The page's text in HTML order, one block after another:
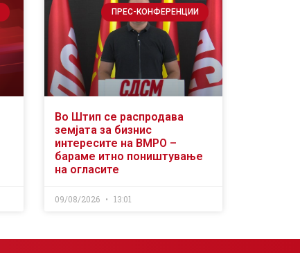
ПРЕС-КОНФЕРЕНЦИИ
Во Штип се распродава
земјата за бизнис
интересите на ВМРО –
бараме итно поништување
на огласите
09/08/2026 13:01